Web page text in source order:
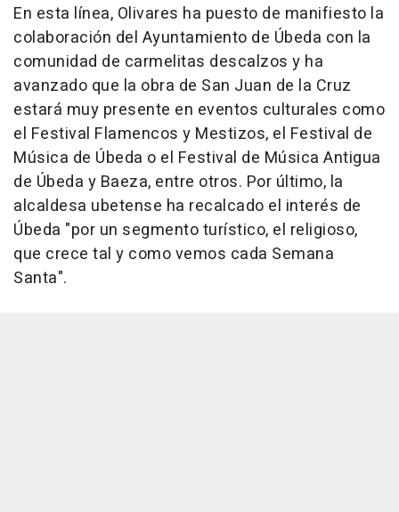
En esta línea, Olivares ha puesto de manifiesto la
colaboración del Ayuntamiento de Úbeda con la
comunidad de carmelitas descalzos y ha
avanzado que la obra de San Juan de la Cruz
estará muy presente en eventos culturales como
el Festival Flamencos y Mestizos, el Festival de
Música de Úbeda o el Festival de Música Antigua
de Úbeda y Baeza, entre otros. Por último, la
alcaldesa ubetense ha recalcado el interés de
Úbeda "por un segmento turístico, el religioso,
que crece tal y como vemos cada Semana
Santa".